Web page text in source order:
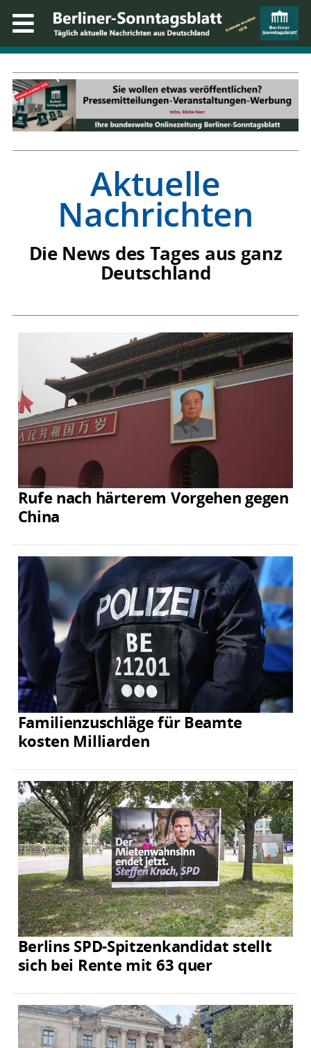
Aktuelle
Nachrichten
Die News des Tages aus ganz
Deutschland
Rufe nach härterem Vorgehen gegen
China
Familienzuschläge für Beamte
kosten Milliarden
Berlins SPD-Spitzenkandidat stellt
sich bei Rente mit 63 quer